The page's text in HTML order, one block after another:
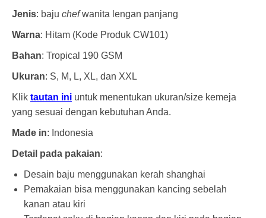
Jenis: baju chefwanita lengan panjang
Warna: Hitam (Kode Produk CW101)
Bahan: Tropical 190 GSM
Ukuran: S, M, L, XL, dan XXL
Klik tautan ini untuk menentukan ukuran/size kemeja
yang sesuai dengan kebutuhan Anda.
Made in: Indonesia
Detail pada pakaian:
Desain baju menggunakan kerah shanghai
Pemakaian bisa menggunakan kancing sebelah
kanan atau kiri